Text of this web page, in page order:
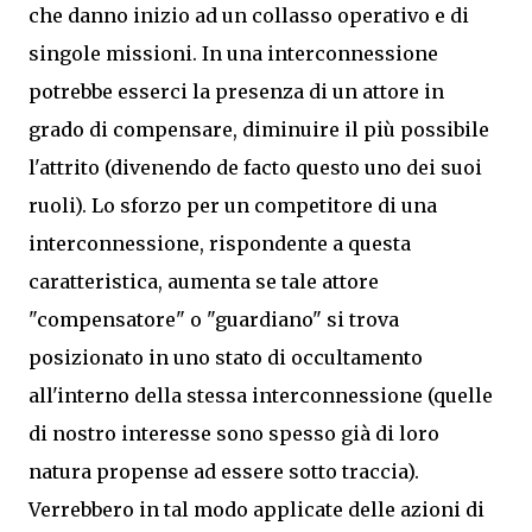
che danno inizio ad un collasso operativo e di
singole missioni. In una interconnessione
potrebbe esserci la presenza di un attore in
grado di compensare, diminuire il più possibile
l'attrito (divenendo de facto questo uno dei suoi
ruoli). Lo sforzo per un competitore di una
interconnessione, rispondente a questa
caratteristica, aumenta se tale attore
"compensatore" o "guardiano" si trova
posizionato in uno stato di occultamento
all'interno della stessa interconnessione (quelle
di nostro interesse sono spesso già di loro
natura propense ad essere sotto traccia).
Verrebbero in tal modo applicate delle azioni di